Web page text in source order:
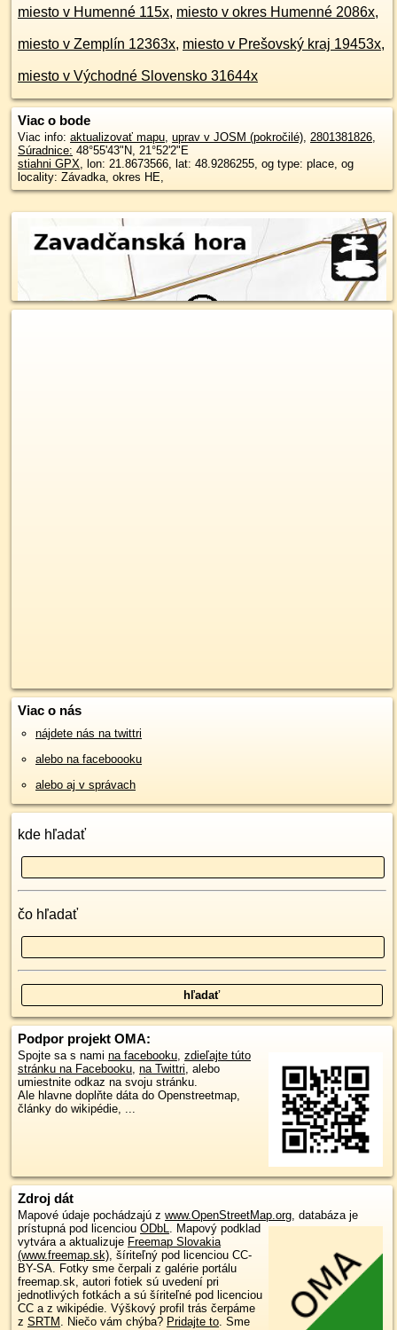
miesto v Humenné 115x, miesto v okres Humenné 2086x,
miesto v Zemplín 12363x, miesto v Prešovský kraj 19453x,
miesto v Východné Slovensko 31644x
Viac o bode
Viac info: aktualizovať mapu, uprav v JOSM (pokročilé), 2801381826,
Súradnice: 48°55'43"N, 21°52'2"E
stiahni GPX, lon: 21.8673566, lat: 48.9286255, og type: place, og
locality: Závadka, okres HE,
Viac o nás
nájdete nás na twittri
alebo na faceboooku
alebo aj v správach
kde hľadať
čo hľadať
Podpor projekt OMA:
Spojte sa s nami na facebooku, zdieľajte túto
stránku na Facebooku, na Twittri, alebo
umiestnite odkaz na svoju stránku.
Ale hlavne doplňte dáta do Openstreetmap,
články do wikipédie, ...
Zdroj dát
Mapové údaje pochádzajú z www.OpenStreetMap.org, databáza je
prístupná pod licenciou ODbL. Mapový podklad
vytvára a aktualizuje Freemap Slovakia
(www.freemap.sk), šíriteľný pod licenciou CC-
BY-SA. Fotky sme čerpali z galérie portálu
freemap.sk, autori fotiek sú uvedení pri
jednotlivých fotkách a sú šíriteľné pod licenciou
CC a z wikipédie. Výškový profil trás čerpáme
z SRTM . Niečo vám chýba? Pridajte to. Sme